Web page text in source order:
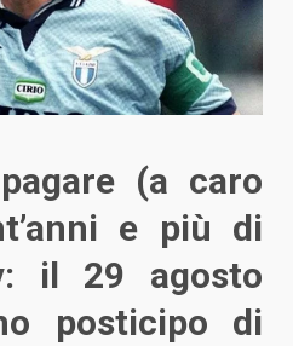
(a caro
e più di
il 29 agosto
posticipo di